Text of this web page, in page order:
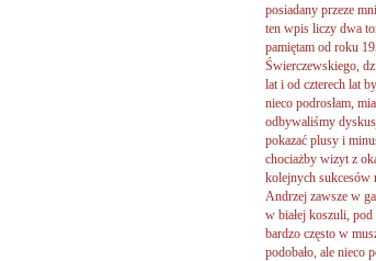
posiadany przeze
ten wpis liczy dwa
pamiętam od roku
Świerczewskiego,
lat i od czterech lat
nieco podrosłam,
odbywaliśmy
pokazać plusy i
chociażby wizyt z
kolejnych sukcesów
Andrzej zawsze w
w białej koszuli, pod
bardzo często w
podobało, ale nieco